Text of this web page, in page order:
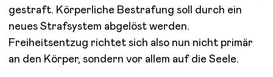
gestraft. Körperliche Bestrafung soll durch ein
neues Strafsystem abgelöst werden.
Freiheitsentzug richtet sich also nun nicht primär
an den Körper, sondern vor allem auf die Seele.